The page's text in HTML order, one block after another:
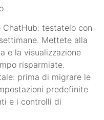
testatelo con
Mettete alla
e la visualizzazione
risparmiate.
prima di migrare le
predefinite
e i controlli di